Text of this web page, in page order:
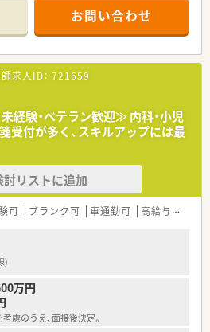
添い、質の高い医療サービスを届ける薬剤
紹介＞
ステム
めに様々なシステムを独自開発していま
ら導入され、進化を続けている調剤シス
調剤業務を連動させ、業務効率化を図るほ
め、患者様と働くスタッフを守っていま
制度変更があった場合も、迅速に対応でき
ます。
者研修
みを解消し、さくら薬局グループのビジョ
内。
りを踏まえ、『さくら薬局の薬剤師』とし
をスタートいただくための研修です。
ップや通常の社内研修と絡めて中途入社専
用意。
お問い合わせ
求人ID： 721659
経験・ベテラン歓迎≫ 内科・小児
受付が多く、スキルアップには最
討リストに追加
可 ブランク可 車通勤可 高給与(600万円以上)
)
万円
慮のうえ、面接後決定。